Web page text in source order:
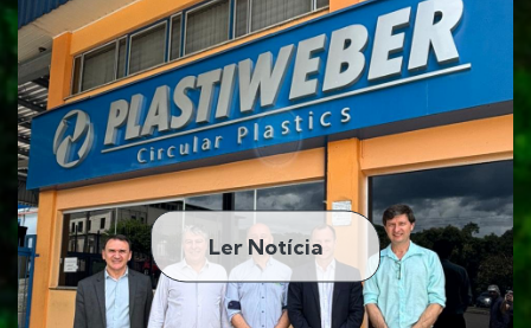
Ler Notícia